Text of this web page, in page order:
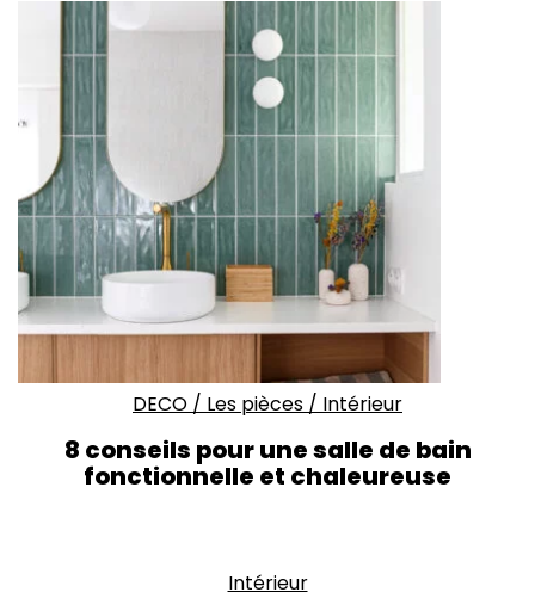
DECO / Les pièces / Intérieur
8 conseils pour une salle de bain
fonctionnelle et chaleureuse
Intérieur